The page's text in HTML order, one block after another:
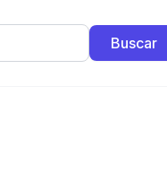
Buscar